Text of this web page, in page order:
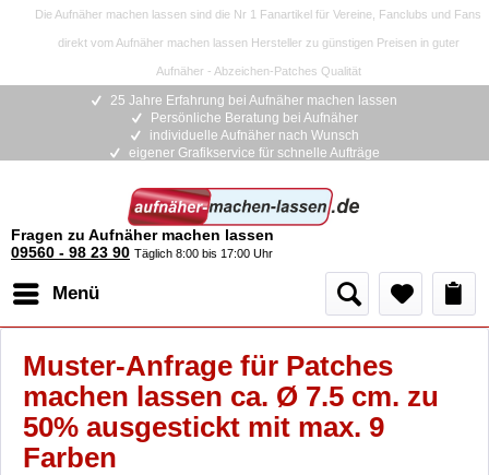
Die Aufnäher machen lassen sind die Nr 1 Fanartikel für Vereine, Fanclubs und Fans
direkt vom Aufnäher machen lassen Hersteller zu günstigen Preisen in guter
Aufnäher - Abzeichen-Patches Qualität
25 Jahre Erfahrung bei Aufnäher machen lassen
Persönliche Beratung bei Aufnäher
individuelle Aufnäher nach Wunsch
eigener Grafikservice für schnelle Aufträge
Fragen zu Aufnäher machen lassen
09560 - 98 23 90 Täglich 8:00 bis 17:00 Uhr
Menü
Muster-Anfrage für Patches
machen lassen ca. Ø 7.5 cm. zu
50% ausgestickt mit max. 9
Farben